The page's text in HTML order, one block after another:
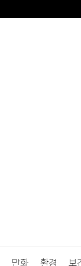
만화 환경 보